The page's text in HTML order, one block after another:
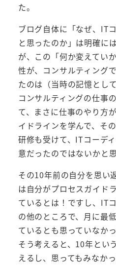
た。
ブログ自体に「なぜ、IT
と思ったのか」は明確に
が、この「何か変えてい
性が、コンサルティング
たのは（当時の記憶とし
コンサルティングの仕事
て、まさに仕事のやり方
イドラインを学んで、そ
研修も受けて、ITコーデ
意だったのではないかと思
その10年前の自分を思い
は自分がプロセスガイド
ているとは！ですし、IT
の他のところで、月に最
ているとも思っていなかっ
そう考えると、10年とい
えるし、思ってもみなか